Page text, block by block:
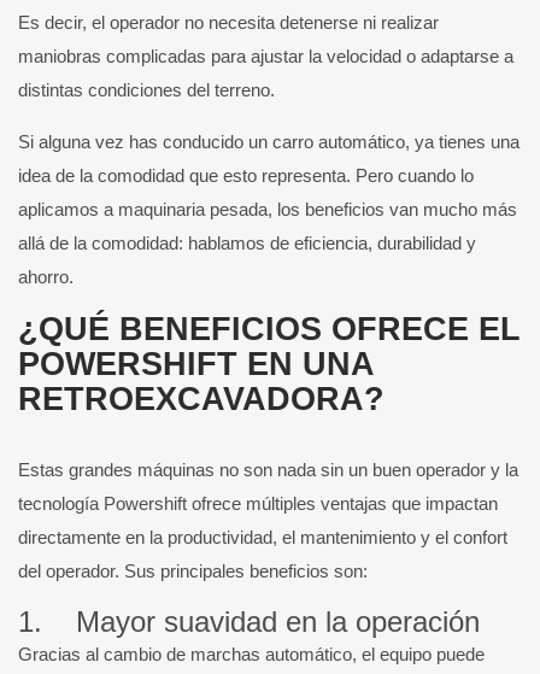
Es decir, el operador no necesita detenerse ni realizar
maniobras complicadas para ajustar la velocidad o adaptarse a
distintas condiciones del terreno.
Si alguna vez has conducido un carro automático, ya tienes una
idea de la comodidad que esto representa. Pero cuando lo
aplicamos a maquinaria pesada, los beneficios van mucho más
allá de la comodidad: hablamos de eficiencia, durabilidad y
ahorro.
¿QUÉ BENEFICIOS OFRECE EL
POWERSHIFT EN UNA
RETROEXCAVADORA?
Estas grandes máquinas no son nada sin un buen operador y la
tecnología Powershift ofrece múltiples ventajas que impactan
directamente en la productividad, el mantenimiento y el confort
del operador. Sus principales beneficios son:
1. Mayor suavidad en la operación
Gracias al cambio de marchas automático, el equipo puede